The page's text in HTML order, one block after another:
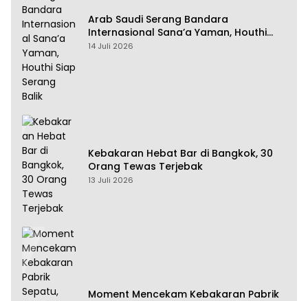
Arab Saudi Serang Bandara
Internasional Sana’a Yaman, Houthi
Siap Serang Balik
14 Juli 2026
Kebakaran Hebat Bar di Bangkok, 30
Orang Tewas Terjebak
13 Juli 2026
Moment Mencekam Kebakaran Pabrik